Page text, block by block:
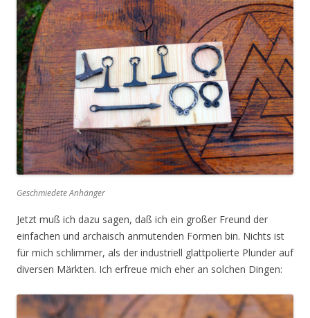
Geschmiedete Anhänger
Jetzt muß ich dazu sagen, daß ich ein großer Freund der
einfachen und archaisch anmutenden Formen bin. Nichts ist
für mich schlimmer, als der industriell glattpolierte Plunder auf
diversen Märkten. Ich erfreue mich eher an solchen Dingen: